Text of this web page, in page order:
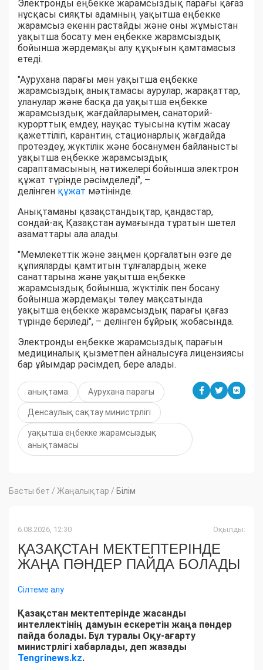
Электронды еңбекке жарамсыздық парағы қағаз
нұсқасы сияқты адамның уақытша еңбекке
жарамсыз екенін растайды және оны жұмыстан
уақытша босату мен еңбекке жарамсыздық
бойынша жәрдемақы алу құқығын қамтамасыз
етеді.
"Аурухана парағы мен уақытша еңбекке
жарамсыздық анықтамасы аурулар, жарақаттар,
уланулар және басқа да уақытша еңбекке
жарамсыздық жағдайларымен, санаторий-
курорттық емдеу, науқас туысына күтім жасау
қажеттілігі, карантин, стационарлық жағдайда
протездеу, жүктілік және босанумен байланысты
уақытша еңбекке жарамсыздық
сараптамасының нәтижелері бойынша электрон
құжат түрінде рәсімделеді", –
делінген құжат мәтінінде.
Анықтаманы қазақстандықтар, қандастар,
сондай-ақ Қазақстан аумағында тұратын шетел
азаматтары ала алады.
"Мемлекеттік және заңмен қорғалатын өзге де
құпияларды қамтитын тұлғалардың жеке
санаттарына және уақытша еңбекке
жарамсыздық бойынша, жүктілік пен босану
бойынша жәрдемақы төлеу мақсатында
уақытша еңбекке жарамсыздық парағы қағаз
түрінде беріледі", – делінген бұйрық жобасында.
Электронды еңбекке жарамсыздық парағын
медициналық қызметпен айналысуға лицензиясы
бар ұйымдар рәсімдеп, бере алады.
анықтама Аурухана парағы
Денсаулық сақтау министрлігі
уақытша еңбекке жарамсыздық
анықтамасы
Басты бет / Жаңалықтар / Білім
6.08.2026, 12:30 Оқылды:
ҚАЗАҚСТАН МЕКТЕПТЕРІНДЕ
ЖАҢА ПӘНДЕР ПАЙДА БОЛАДЫ
Сілтеме алу
Қазақстан мектептерінде жасанды
интеллектінің дамуын ескеретін жаңа пәндер
пайда болады. Бұл туралы Оқу-ағарту
министрлігі хабарлады, деп жазады
Tengrinews.kz.